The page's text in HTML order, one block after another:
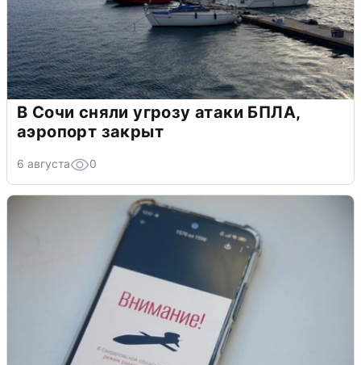
В Сочи сняли угрозу атаки БПЛА,
аэропорт закрыт
6 августа 0